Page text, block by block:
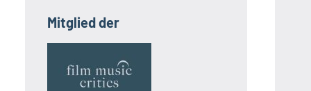
Mitglied der